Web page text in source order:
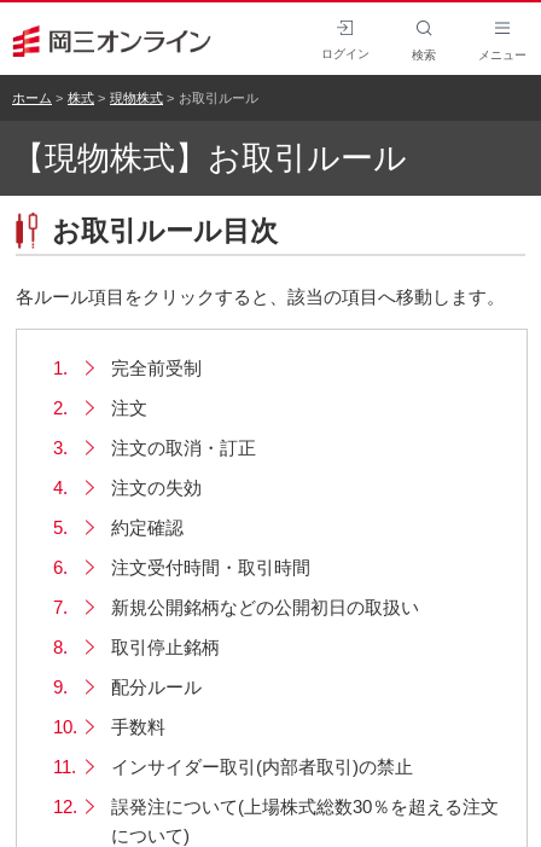
ログイン 検索 メニュー
ホーム 株式 現物株式 お取引ルール
【現物株式】お取引ルール
お取引ルール目次
各ルール項目をクリックすると、該当の項目へ移動します。
1.
完全前受制
2.
注文
3.
注文の取消・訂正
4.
注文の失効
5.
約定確認
6.
注文受付時間・取引時間
7.
新規公開銘柄などの公開初日の取扱い
8.
取引停止銘柄
9.
配分ルール
10.
手数料
11.
インサイダー取引(内部者取引)の禁止
12.
誤発注について(上場株式総数30％を超える注文
について)